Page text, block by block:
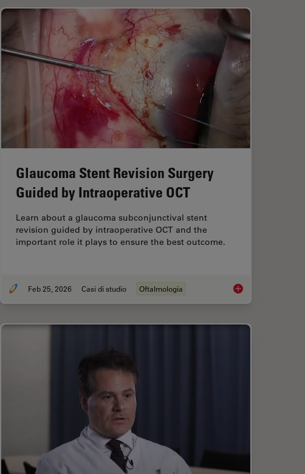
of 3D Digital Microscopy in Ophthalmic Surgery
Glaucoma Stent Revision Surgery
Guided by Intraoperative OCT
Learn about a glaucoma subconjunctival stent
revision guided by intraoperative OCT and the
important role it plays to ensure the best outcome.
Feb 25, 2026 Casi di studio Oftalmologia Glaucoma Stent